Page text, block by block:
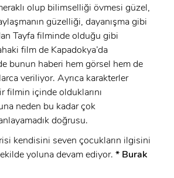
olup bilimselliği övmesi güzel,
güzelliği, dayanışma gibi
Tayfa filminde olduğu gibi
film de Kapadokya’da
bunun haberi hem görsel hem de
veriliyor. Ayrıca karakterler
filmin içinde olduklarını
neden bu kadar çok
doğrusu.
kendisini seven çocukların ilgisini
yoluna devam ediyor. * Burak